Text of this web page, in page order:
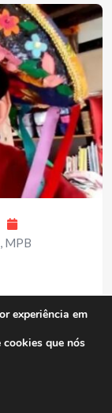
, MPB
da
décadas de
Tony
experiência em
que nós